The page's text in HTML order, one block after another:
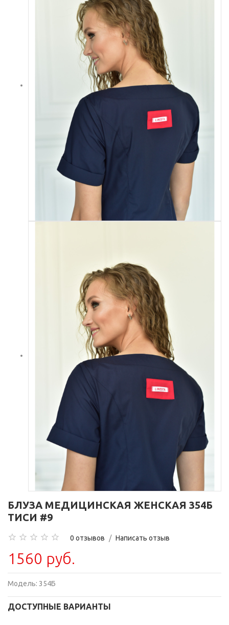
БЛУЗА МЕДИЦИНСКАЯ ЖЕНСКАЯ 354Б
ТИСИ #9
0 отзывов / Написать отзыв
1560 руб.
Модель: 354Б
ДОСТУПНЫЕ ВАРИАНТЫ